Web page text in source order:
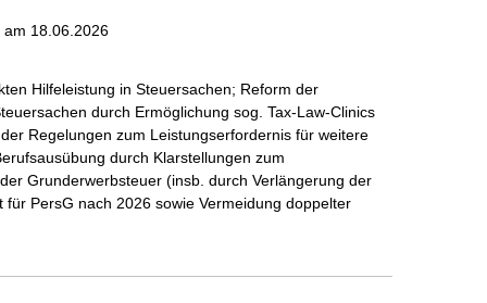
am 18.06.2026
Hilfeleistung in Steuersachen; Reform der
durch Ermöglichung sog. Tax-Law-Clinics
Regelungen zum Leistungserfordernis für weitere
durch Klarstellungen zum
Grunderwerbsteuer (insb. durch Verlängerung der
PersG nach 2026 sowie Vermeidung doppelter